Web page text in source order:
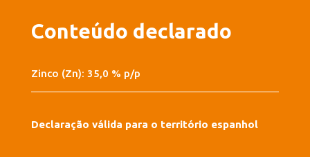
Conteúdo declarado
Zinco (Zn): 35,0 % p/p
Declaração válida para o território espanhol